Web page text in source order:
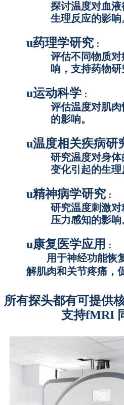
探讨温度对血
生理反应的影响
u药理学研究 ：
评估不同物质
响，支持药物研
u运动科学 ：
评估温度对肌
的影响。
u温度相关疾病研
研究温度对身
变化引起的生理
u精神病学研究 ：
研究温度刺激
压力感知的影响
u康复医学应用 ：
用于神经功能恢
解肌肉和关节疼痛，
所有探头都有可提供
支持fMRI